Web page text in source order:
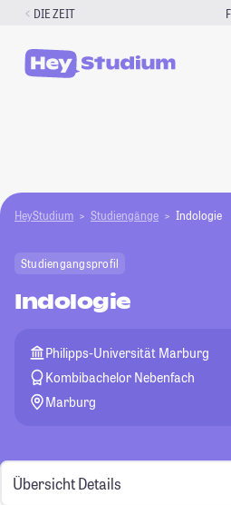
Zum
springen
DIE ZEIT
HeyStudium Studiengänge Indologie
Studiengangsprofil
Indologie
Philipps-Universität Marburg
Kombibachelor Nebenfach
Marburg
Übersicht Details